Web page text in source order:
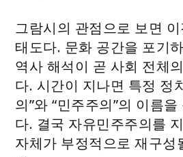
그람시의 관점으로 보면
태도다. 문화 공간을 포기
역사 해석이 곧 사회 전체
다. 시간이 지나면 특정 정
의”와 “민주주의”의 이름
다. 결국 자유민주주의를
자체가 부정적으로 재구성